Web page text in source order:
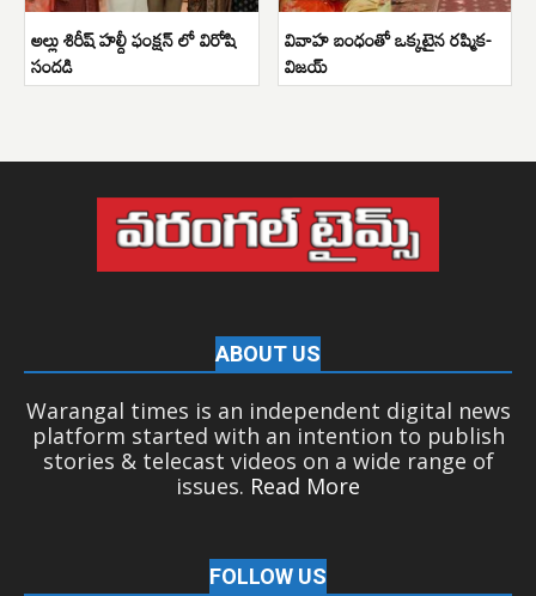
అల్లు శిరీష్ హల్దీ ఫంక్షన్ లో విరోషి
సందడి
వివాహ బంధంతో ఒక్కటైన రష్మిక-
విజయ్
ABOUT US
Warangal times is an independent digital news
platform started with an intention to publish
stories & telecast videos on a wide range of
issues. Read More
FOLLOW US